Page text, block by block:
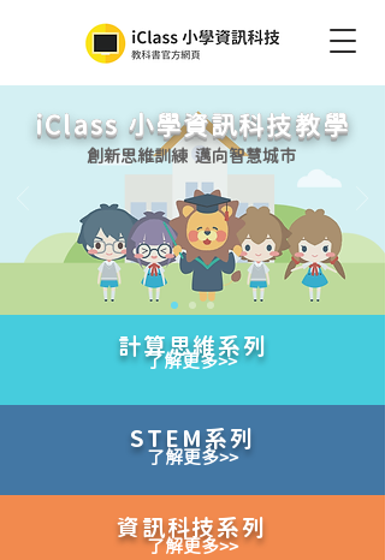
iClass 小學資訊科技教學
​創新思維訓練 邁向智慧城市
計算思維系列
了解更多>>
STEM系列
了解更多>>
資訊科技系列
了解更多>>